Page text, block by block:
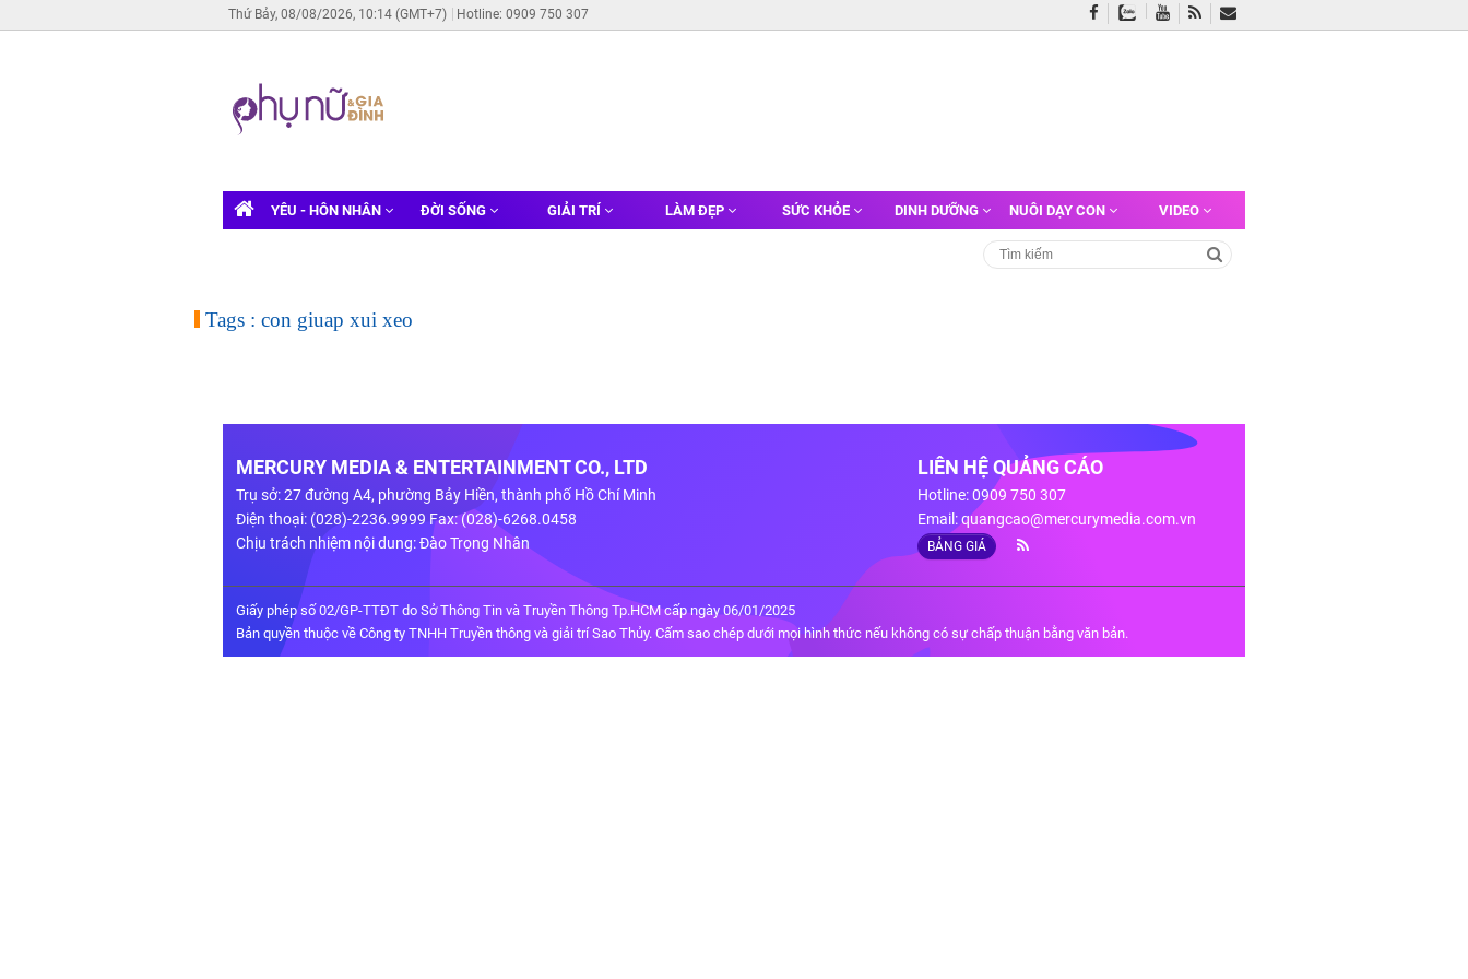
Thứ Bảy, 08/08/2026, 10:14 (GMT+7) Hotline: 0909 750 307
YÊU - HÔN NHÂN ĐỜI SỐNG GIẢI TRÍ LÀM ĐẸP SỨC KHỎE DINH DƯỠNG NUÔI DẠY CON VIDEO
Tags : con giuap xui xeo
MERCURY MEDIA & ENTERTAINMENT CO., LTD
Trụ sở: 27 đường A4, phường Bảy Hiền, thành phố Hồ Chí Minh
Điện thoại: (028)-2236.9999 Fax: (028)-6268.0458
Chịu trách nhiệm nội dung: Đào Trọng Nhân
LIÊN HỆ QUẢNG CÁO
Hotline: 0909 750 307
Email:quangcao@mercurymedia.com.vn
BẢNG GIÁ
Giấy phép số 02/GP-TTĐT do Sở Thông Tin và Truyền Thông Tp.HCM cấp ngày 06/01/2025
Bản quyền thuộc về Công ty TNHH Truyền thông và giải trí Sao Thủy. Cấm sao chép dưới mọi hình thức nếu không có sự chấp thuận bằng văn bản.